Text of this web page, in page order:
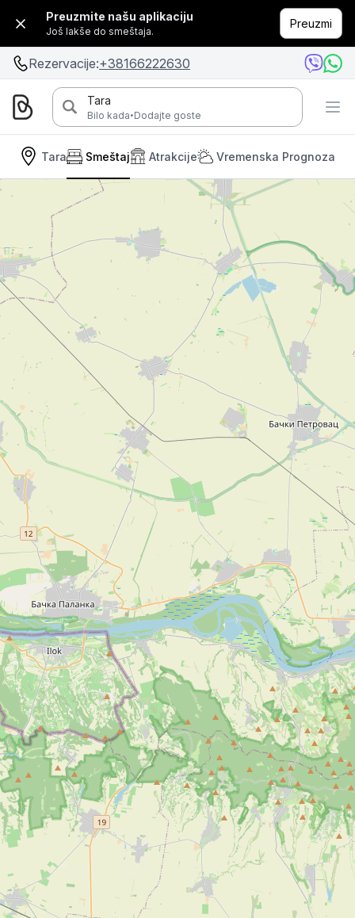
Preuzmite našu aplikaciju
Još lakše do smeštaja.
Preuzmi
Rezervacije:+38166222630
Tara
Bilo kada·Dodajte goste
Tara Smeštaj Atrakcije Vremenska Prognoza